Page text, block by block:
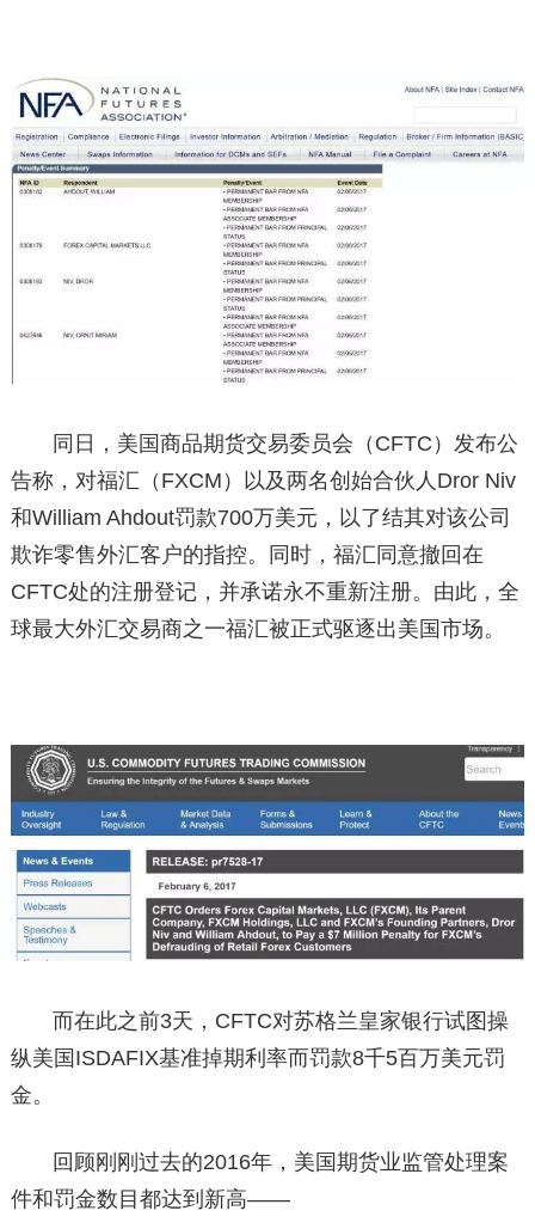
同日，美国商品期货交易委员会（CFTC）发布公
告称，对福汇（FXCM）以及两名创始合伙人Dror Niv
和William Ahdout罚款700万美元，以了结其对该公司
欺诈零售外汇客户的指控。同时，福汇同意撤回在
CFTC处的注册登记，并承诺永不重新注册。由此，全
球最大外汇交易商之一福汇被正式驱逐出美国市场。
而在此之前3天，CFTC对苏格兰皇家银行试图操
纵美国ISDAFIX基准掉期利率而罚款8千5百万美元罚
金。
回顾刚刚过去的2016年，美国期货业监管处理案
件和罚金数目都达到新高——